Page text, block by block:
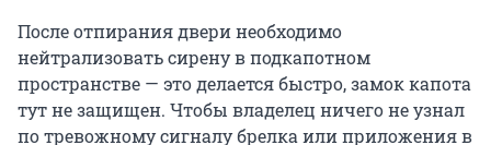
После отпирания двери необходимо
нейтрализовать сирену в подкапотном
пространстве — это делается быстро, замок капота
тут не защищен. Чтобы владелец ничего не узнал
по тревожному сигналу брелка или приложения в